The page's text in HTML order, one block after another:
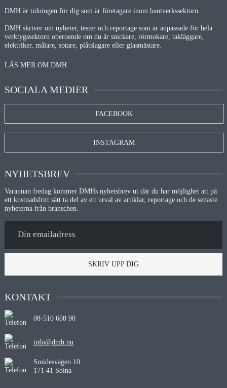
DMH är tidningen för dig som är företagare inom hantverkssektorn.
DMH skriver om nyheter, tester och reportage som är anpassade för hela
verktygssektorn oberoende om du är snickare, rörmokare, takläggare,
elektriker, målare, sotare, plåtslagare eller glasmästare.
LÄS MER OM DMH
SOCIALA MEDIER
FACEBOOK
INSTAGRAM
NYHETSBREV
Varannan fredag kommer DMHs nyhetsbrev ut där du har möjlighet att på
ett kostnadsfritt sätt ta del av ett urval av artiklar, reportage och de senaste
nyheterna från branschen.
SKRIV UPP DIG
KONTAKT
08-510 608 90
info@dmh.nu
Smidesvägen 10
171 41 Solna